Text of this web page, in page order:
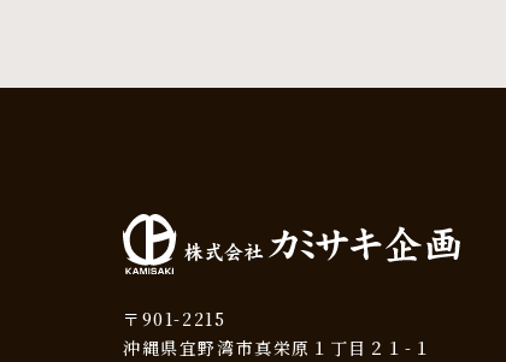
〒901-2215
沖縄県宜野湾市真栄原１丁目２１-１